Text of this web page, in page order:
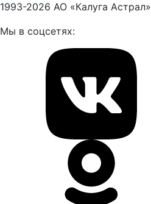
1993-2026 АО «Калуга Астрал»
Мы в соцсетях: